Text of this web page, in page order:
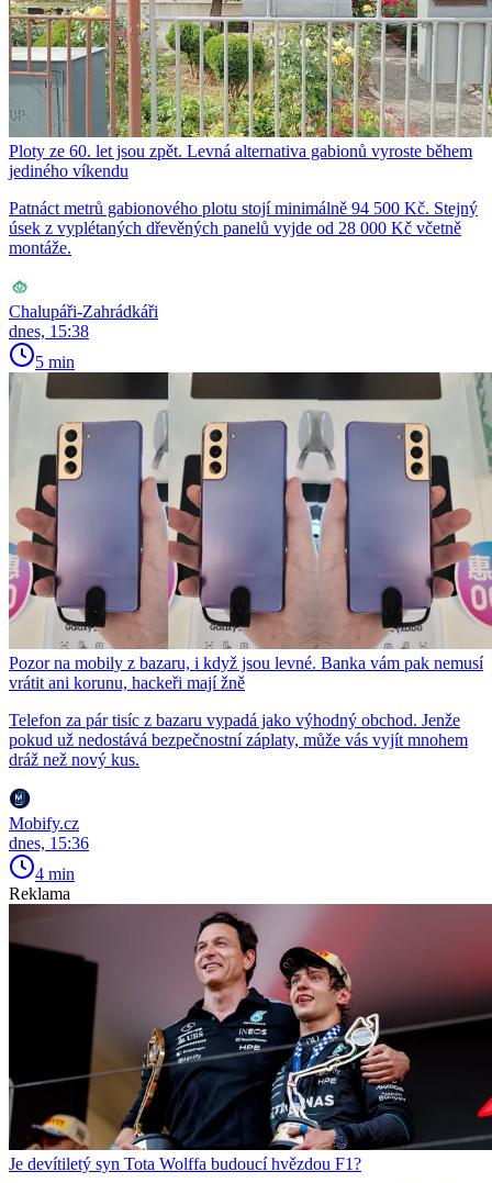
Ploty ze 60. let jsou zpět. Levná alternativa gabionů vyroste během
jediného víkendu
Patnáct metrů gabionového plotu stojí minimálně 94 500 Kč. Stejný
úsek z vyplétaných dřevěných panelů vyjde od 28 000 Kč včetně
montáže.
Chalupáři-Zahrádkáři
dnes, 15:38
5 min
Pozor na mobily z bazaru, i když jsou levné. Banka vám pak nemusí
vrátit ani korunu, hackeři mají žně
Telefon za pár tisíc z bazaru vypadá jako výhodný obchod. Jenže
pokud už nedostává bezpečnostní záplaty, může vás vyjít mnohem
dráž než nový kus.
Mobify.cz
dnes, 15:36
4 min
Reklama
Je devítiletý syn Tota Wolffa budoucí hvězdou F1?